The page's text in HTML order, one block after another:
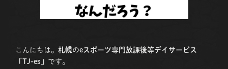
こんにちは。 札幌のeスポーツ専門放課後等デイサービス
「TJ-es」 です。